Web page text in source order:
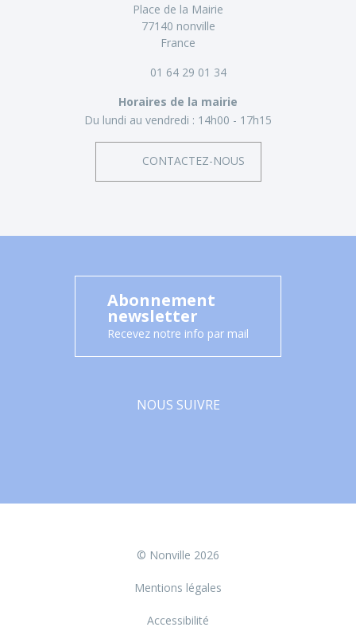
Place de la Mairie
77140 nonville
France
01 64 29 01 34
Horaires de la mairie
Du lundi au vendredi : 14h00 - 17h15
CONTACTEZ-NOUS
Abonnement
newsletter
Recevez notre info par mail
NOUS SUIVRE
© Nonville 2026
Mentions légales
Accessibilité